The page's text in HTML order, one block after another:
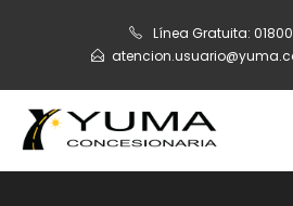
Línea Gratuita: